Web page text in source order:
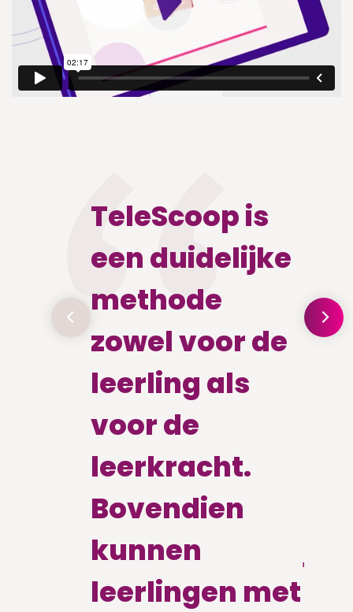
TeleScoop is
een duidelijke
methode
zowel voor de
leerling als
voor de
leerkracht.
Bovendien
kunnen
leerlingen met